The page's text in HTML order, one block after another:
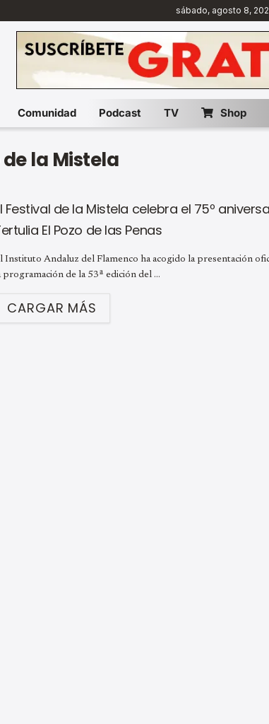
sábado, agosto 8,
Comunidad Podcast TV Shop
la Mistela
Festival de la Mistela celebra el 75º
El Pozo de las Penas
Instituto Andaluz del Flamenco ha acogido la presentación
programación de la 53ª edición del ...
CARGAR MÁS